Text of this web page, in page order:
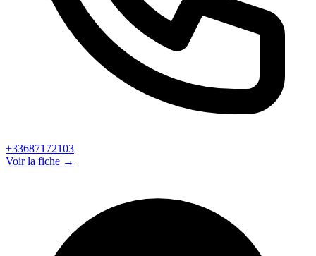
+33687172103
Voir la fiche →